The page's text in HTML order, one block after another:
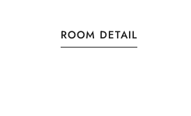
ROOM DETAIL